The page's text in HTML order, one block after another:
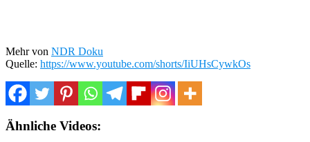
Mehr von NDR Doku
Quelle: https://www.youtube.com/shorts/IiUHsCywkOs
Ähnliche Videos: